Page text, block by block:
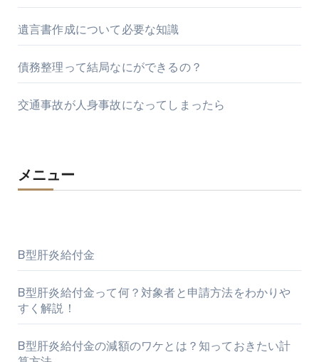
遺言書作成について必要な知識
債務整理って結局なにができるの？
交通事故が人身事故になってしまったら
メニュー
B型肝炎給付金
B型肝炎給付金って何？対象者と申請方法をわかりや
すく解説！
B型肝炎給付金の減額のワケとは？知っておきたい計